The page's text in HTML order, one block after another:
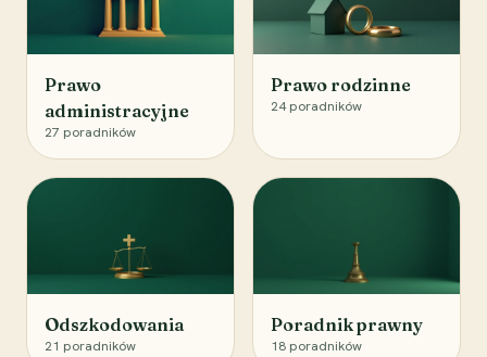
Prawo
administracyjne
27 poradników
Prawo rodzinne
24 poradników
Odszkodowania
21 poradników
Poradnik prawny
18 poradników